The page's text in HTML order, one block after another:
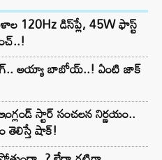
120Hz డిస్‌ప్లే, 45W ఫాస్ట్
అయ్యా బాబోయ్..! ఏంటి జాక్
స్టార్ సంచలన నిర్ణయం..
తెలిస్తే షాక్!